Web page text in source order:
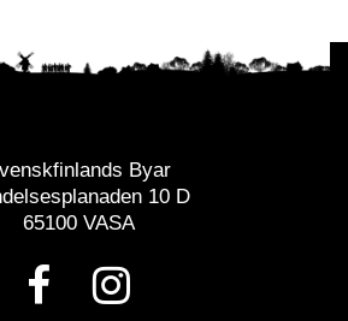
Byar
10 D
65100 VASA